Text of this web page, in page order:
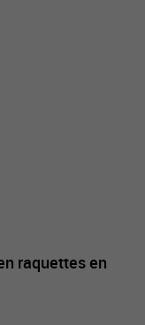
raquettes en